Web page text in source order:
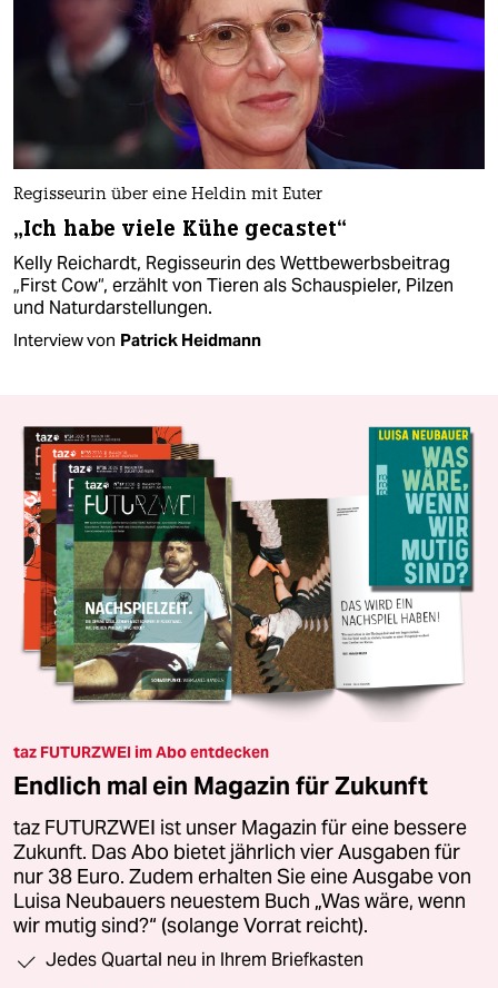
Regisseurin über eine Heldin mit Euter
„Ich habe viele Kühe gecastet“
Kelly Reichardt, Regisseurin des Wettbewerbsbeitrag
„First Cow“, erzählt von Tieren als Schauspieler, Pilzen
und Naturdarstellungen.
Interview von Patrick Heidmann
taz FUTURZWEI im Abo entdecken
Endlich mal ein Magazin für Zukunft
taz FUTURZWEI ist unser Magazin für eine bessere
Zukunft. Das Abo bietet jährlich vier Ausgaben für
nur 38 Euro. Zudem erhalten Sie eine Ausgabe von
Luisa Neubauers neuestem Buch „Was wäre, wenn
wir mutig sind?“ (solange Vorrat reicht).
Jedes Quartal neu in Ihrem Briefkasten